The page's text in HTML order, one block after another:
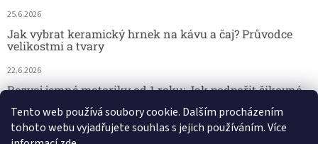
Tento web používá soubory cookie. Dalším procházením
tohoto webu vyjadřujete souhlas s jejich používáním. Více
25.6.2026
Jak vybrat keramický hrnek na kávu a čaj? Průvodce
velikostmi a tvary
22.6.2026
Rozvoj jemné motoriky od 1 roku: Jak podpořit šikovné
18.6.2026